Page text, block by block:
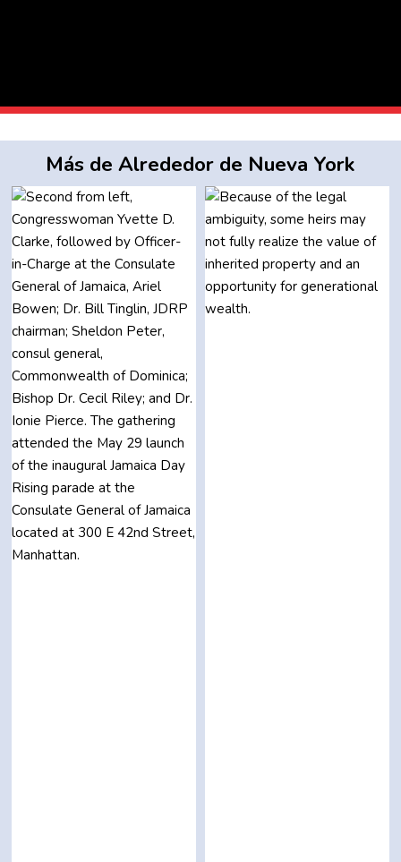
Más de Alrededor de Nueva York